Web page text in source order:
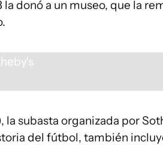
donó a un museo, que la
subasta organizada por
del fútbol, también